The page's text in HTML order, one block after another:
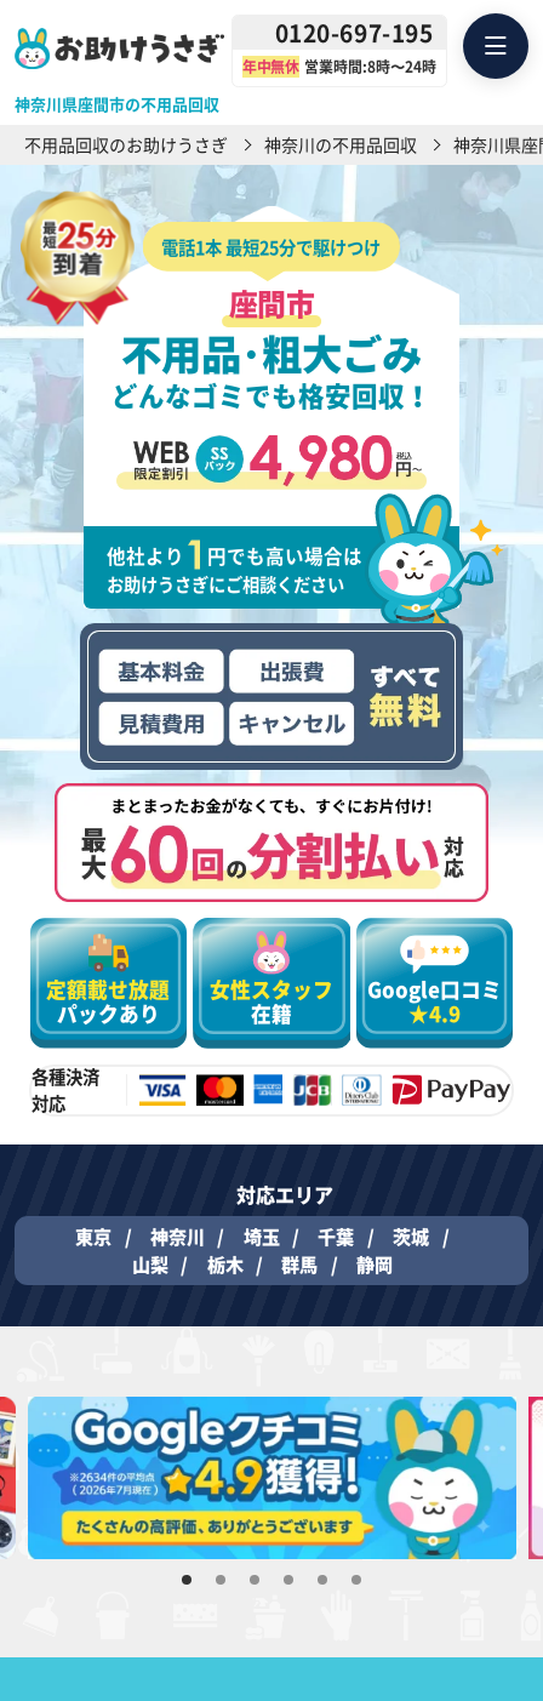
神奈川県座間市の不用品回収
0120-697-195
年中無休 営業時間:8時〜24時
不用品回収のお助けうさぎ 神奈川の不用品回収 神奈川県
電話1本 最短25分で駆けつけ
座間市
不用品･粗大ごみ
どんなゴミでも格安回収！
他社より 円でも高い場合は
お助けうさぎにご相談ください
定額載せ放題
パックあり
女性スタッフ
在籍
Google口コミ
★4.9
各種決済
対応
対応エリア
東京 神奈川 埼玉 千葉
茨城
山梨
栃木 群馬 静岡